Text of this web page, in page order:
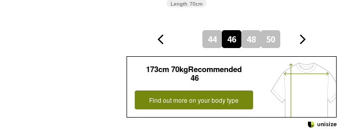
Length 70cm
44 46 48 50
173cm 70kgRecommended
46
Find out more on your body type